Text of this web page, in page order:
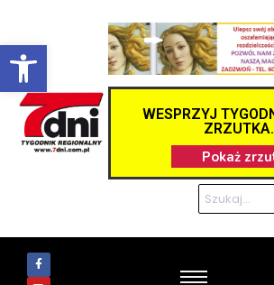
Otwórz pasek
WESPRZYJ